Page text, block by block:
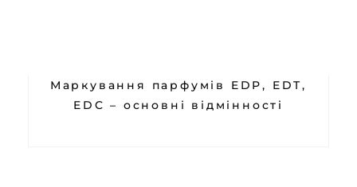
Маркування парфумів EDP, EDT,
EDC – основні відмінності